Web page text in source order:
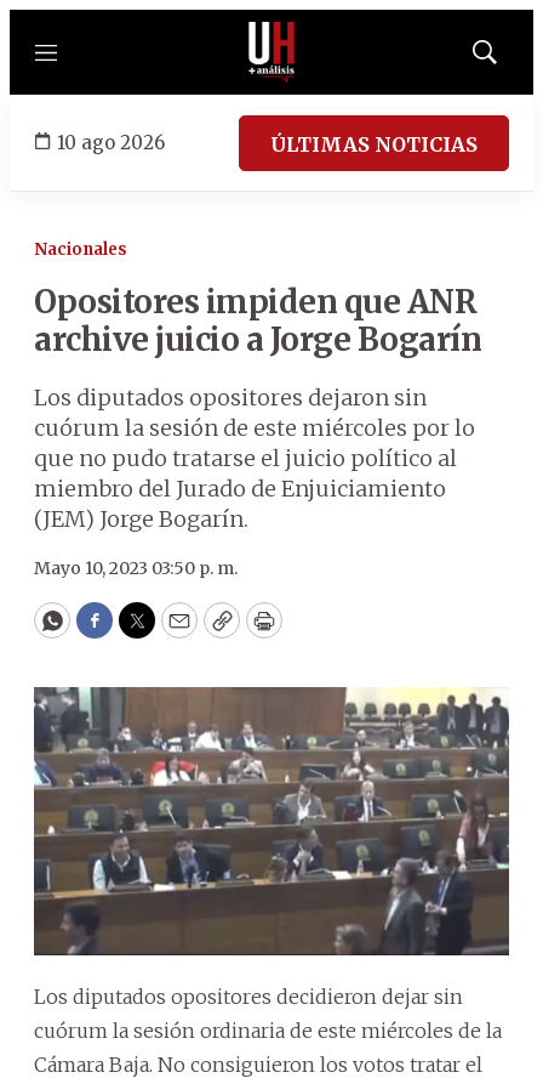
Menú
Mostrar
10 ago 2026 ÚLTIMAS NOTICIAS
Nacionales
Opositores impiden que ANR
archive juicio a Jorge Bogarín
Los diputados opositores dejaron sin
cuórum la sesión de este miércoles por lo
que no pudo tratarse el juicio político al
miembro del Jurado de Enjuiciamiento
(JEM) Jorge Bogarín.
Mayo 10, 2023 03:50 p. m.
WhatsApp
Facebook
Twitter
EmailCopyPrint
Los diputados opositores decidieron dejar sin
cuórum la sesión ordinaria de este miércoles de la
Cámara Baja. No consiguieron los votos tratar el